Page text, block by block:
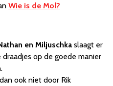
Wie is de Mol?
en Miljuschka slaagt er
op de goede manier
ook niet door Rik